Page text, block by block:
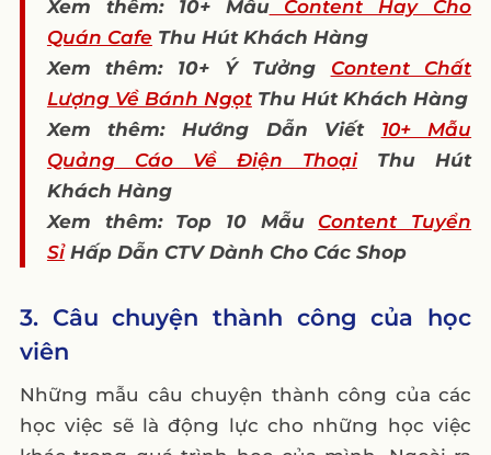
Xem thêm: 10+ MẫuContent Hay Cho
Quán Cafe Thu Hút Khách Hàng
Xem thêm: 10+ Ý Tưởng Content Chất
Lượng Về Bánh NgọtThu Hút Khách Hàng
Xem thêm: Hướng Dẫn Viết 10+ Mẫu
Quảng Cáo Về Điện ThoạiThu Hút
Khách Hàng
Xem thêm: Top 10 Mẫu Content Tuyển
SỉHấp Dẫn CTV Dành Cho Các Shop
3. Câu chuyện thành công của học
viên
Những mẫu câu chuyện thành công của các
học việc sẽ là động lực cho những học việc